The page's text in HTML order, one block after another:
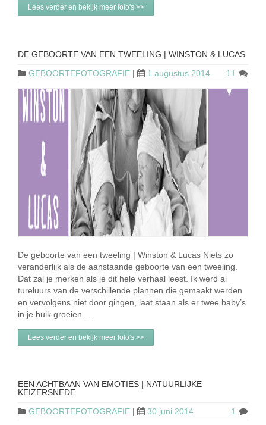
Lees verder en bekijk meer foto's >>
DE GEBOORTE VAN EEN TWEELING | WINSTON & LUCAS
GEBOORTEFOTOGRAFIE | 1 augustus 2014 11
De geboorte van een tweeling | Winston & Lucas Niets zo
veranderlijk als de aanstaande geboorte van een tweeling.
Dat zal je merken als je dit hele verhaal leest. Ik werd al
tureluurs van de verschillende plannen die gemaakt werden
en vervolgens niet door gingen, laat staan als er twee baby’s
in je buik groeien. …
Lees verder en bekijk meer foto's >>
EEN ACHTBAAN VAN EMOTIES | NATUURLIJKE
KEIZERSNEDE
GEBOORTEFOTOGRAFIE | 30 juni 2014 1